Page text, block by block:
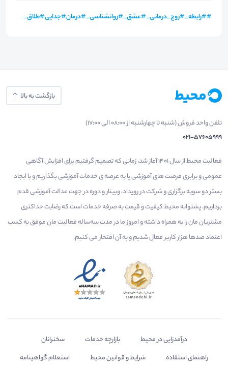
##رابطه_#زوج_درمانی_#عشق_#روانشناسی_#درمان#جدایی#طلاق_
بازگشت به بالا
تلفن واحد فروش (شنبه تا چهارشنبه از 08:00 الی 17:00)
021-57605999
فعالیت محیط از سال 1401 آغاز شد، زمانی که تصمیم گرفتیم برای افزایش آگاهی
عمومی و برابری فرصت های آموزشی پا به عرصه ی خدمات آموزشی بگذاریم و با ایجاد
بستر دو سویه برگزاری و شرکت در رویداد، وبینار و دوره در جهت عدالت آموزشی قدم
برداریم. پشتوانه محیط کیفیت و قیمت به صرفه خدمات است که رضایت حداکثری
مشتریان مان را به همراه داشته و امروز ما در مدت سه‌ساله فعالیت مان موفق به کسب
اعتماد صدها هزار کاربر فعال شدیم و به آن افتخار می‌ کنیم.
درآمدزایی در محیط بازارچه خدمات
سخنرانان
راهنمای استفاده
شرایط و قوانین محیط استعلام گواهینامه